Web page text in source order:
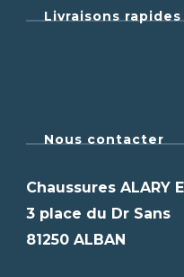
Livraisons rapides
Nous contacter
Chaussures ALARY
3 place du Dr Sans
81250 ALBAN